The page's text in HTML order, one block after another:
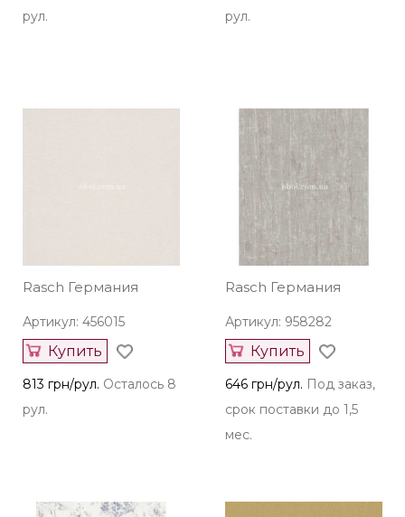
рул.
рул.
Rasch Германия
Артикул: 456015
Купить
813 грн/рул. Осталось 8
рул.
Rasch Германия
Артикул: 958282
Купить
646 грн/рул. Под заказ,
срок поставки до 1,5
мес.